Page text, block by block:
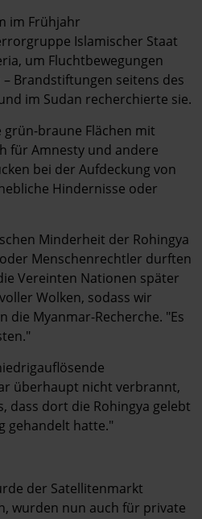
im Frühjahr
Islamischer Staat
um Fluchtbewegungen
Brandstiftungen seitens des
im Sudan recherchierte sie.
grün-braune Flächen mit
für Amnesty und andere
bei der Aufdeckung von
Hindernisse oder
Minderheit der Rohingya
Menschenrechtler durften
Vereinten Nationen später
Wolken, sodass wir
­Myanmar-Recherche. "Es
überhaupt nicht verbrannt,
dass dort die Rohingya gelebt
gehandelt hatte."
der Satellitenmarkt
wurden nun auch für private